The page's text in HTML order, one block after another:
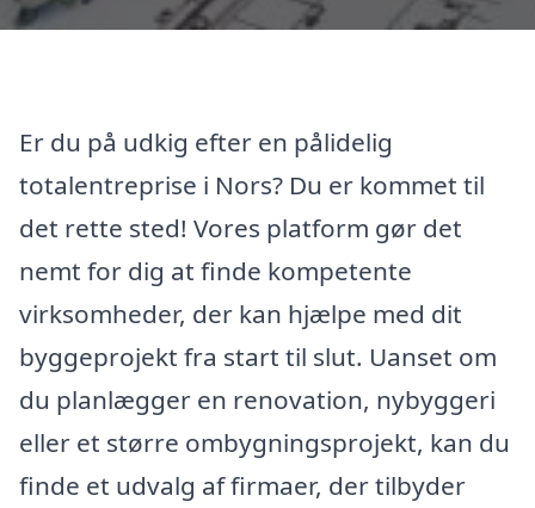
Er du på udkig efter en pålidelig
totalentreprise i Nors? Du er kommet til
det rette sted! Vores platform gør det
nemt for dig at finde kompetente
virksomheder, der kan hjælpe med dit
byggeprojekt fra start til slut. Uanset om
du planlægger en renovation, nybyggeri
eller et større ombygningsprojekt, kan du
finde et udvalg af firmaer, der tilbyder